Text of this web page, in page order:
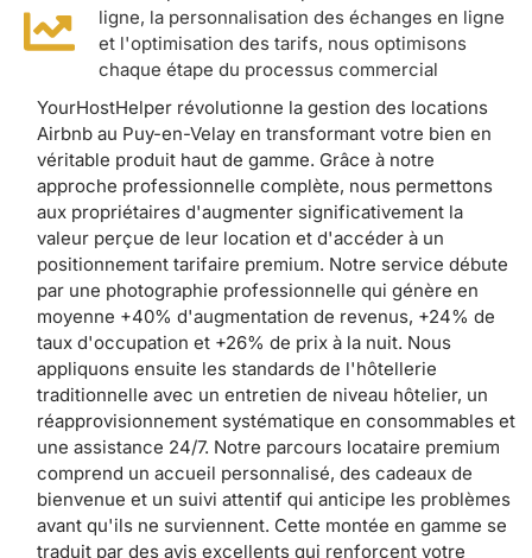
ligne, la personnalisation des échanges en ligne
et l'optimisation des tarifs, nous optimisons
chaque étape du processus commercial
YourHostHelper révolutionne la gestion des locations
Airbnb au Puy-en-Velay en transformant votre bien en
véritable produit haut de gamme. Grâce à notre
approche professionnelle complète, nous permettons
aux propriétaires d'augmenter significativement la
valeur perçue de leur location et d'accéder à un
positionnement tarifaire premium. Notre service débute
par une photographie professionnelle qui génère en
moyenne +40% d'augmentation de revenus, +24% de
taux d'occupation et +26% de prix à la nuit. Nous
appliquons ensuite les standards de l'hôtellerie
traditionnelle avec un entretien de niveau hôtelier, un
réapprovisionnement systématique en consommables et
une assistance 24/7. Notre parcours locataire premium
comprend un accueil personnalisé, des cadeaux de
bienvenue et un suivi attentif qui anticipe les problèmes
avant qu'ils ne surviennent. Cette montée en gamme se
traduit par des avis excellents qui renforcent votre